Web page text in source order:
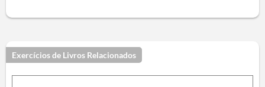
Exercícios de Livros Relacionados